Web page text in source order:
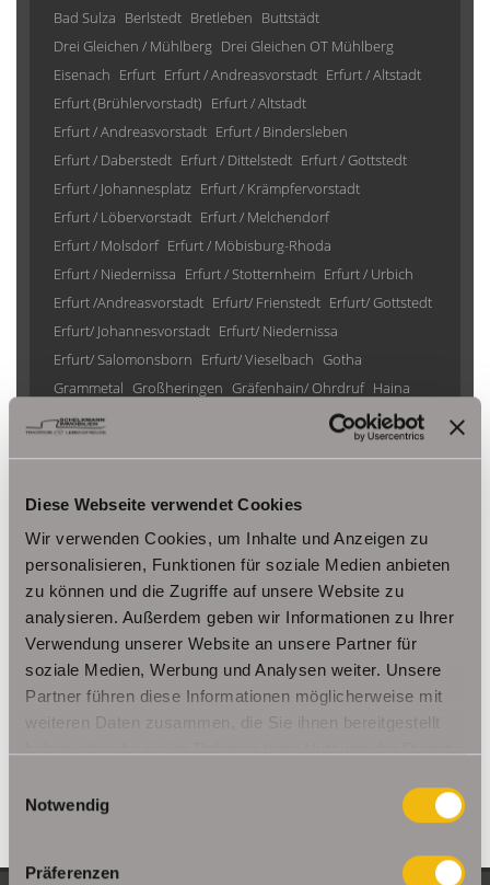
Diese Webseite verwendet Cookies
Wir verwenden Cookies, um Inhalte und Anzeigen zu
personalisieren, Funktionen für soziale Medien anbieten
zu können und die Zugriffe auf unsere Website zu
analysieren. Außerdem geben wir Informationen zu Ihrer
Verwendung unserer Website an unsere Partner für
soziale Medien, Werbung und Analysen weiter. Unsere
Partner führen diese Informationen möglicherweise mit
weiteren Daten zusammen, die Sie ihnen bereitgestellt
Notwendig
Präferenzen
Bad Sulza Berlstedt Bretleben Buttstädt
Drei Gleichen / Mühlberg Drei Gleichen OT Mühlberg
Eisenach Erfurt Erfurt / Andreasvorstadt Erfurt / Altstadt
Erfurt (Brühlervorstadt) Erfurt / Altstadt
Erfurt / Andreasvorstadt Erfurt / Bindersleben
Erfurt / Daberstedt Erfurt / Dittelstedt Erfurt / Gottstedt
Erfurt / Johannesplatz Erfurt / Krämpfervorstadt
Erfurt / Löbervorstadt Erfurt / Melchendorf
Erfurt / Molsdorf Erfurt / Möbisburg-Rhoda
Erfurt / Niedernissa Erfurt / Stotternheim Erfurt / Urbich
Erfurt /Andreasvorstadt Erfurt/ Frienstedt Erfurt/ Gottstedt
Erfurt/ Johannesvorstadt Erfurt/ Niedernissa
Erfurt/ Salomonsborn Erfurt/ Vieselbach Gotha
Grammetal Großheringen Gräfenhain/ Ohrdruf Haina
Herbsleben
Ohrdruf Riethnordhausen Ruhla
Saalfeld/Saale / Remschütz
Steinbach-Hallenberg/ Viernau
Tonna / Gräfentonna Udestedt
Unstrut- Hainich /Großengottern
Weimar / Legefeld
Immo Am Ettersberg Haus Am Ettersberg Häuser Am Ettersberg
kaufen Am Ettersberg Immobilie Am Ettersberg Immobilien Am
Ettersberg
Hauskauf Am Ettersberg
Immobilienkauf Am
Ettersberg